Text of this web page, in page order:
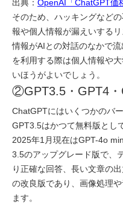
出典： OpenAI「ChatGPT価
そのため、ハッキングなど
報や個人情報が漏えいする
情報がAIとの対話のなかで
を利用する際は個人情報や
いほうがよいでしょう。
②GPT3.5・GPT4・
ChatGPTにはいくつかのバ
GPT3.5はかつて無料版とし
2025年1月現在はGPT-4o
3.5のアップグレード版で、
り正確な回答、長い文章の
の改良版であり、画像処理
ます。